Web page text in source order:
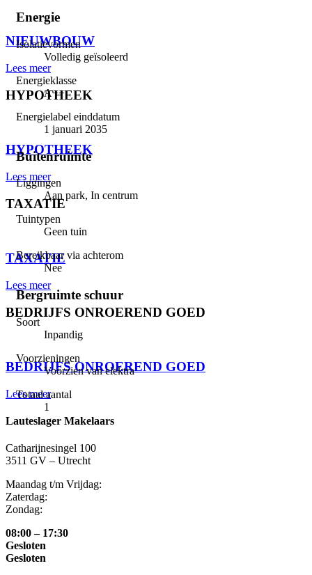
Energie
Isolatievormen
Volledig geïsoleerd
Energieklasse
A++
Energielabel einddatum
1 januari 2035
Buitenruimte
Liggingen
Aan park, In centrum
Tuintypen
Geen tuin
Bereikbaar via achterom
Nee
Bergruimte schuur
Soort
Inpandig
Voorzieningen
Voorzien van elektra
Totaal aantal
1
NIEUWBOUW
Lees meer
HYPOTHEEK
HYPOTHEEK
Lees meer
TAXATIE
TAXATIE
Lees meer
BEDRIJFS ONROEREND GOED
BEDRIJFS ONROEREND GOED
Lees meer
Lauteslager Makelaars
Catharijnesingel 100
3511 GV – Utrecht
Maandag t/m Vrijdag:
Zaterdag:
Zondag:
08:00 – 17:30
Gesloten
Gesloten